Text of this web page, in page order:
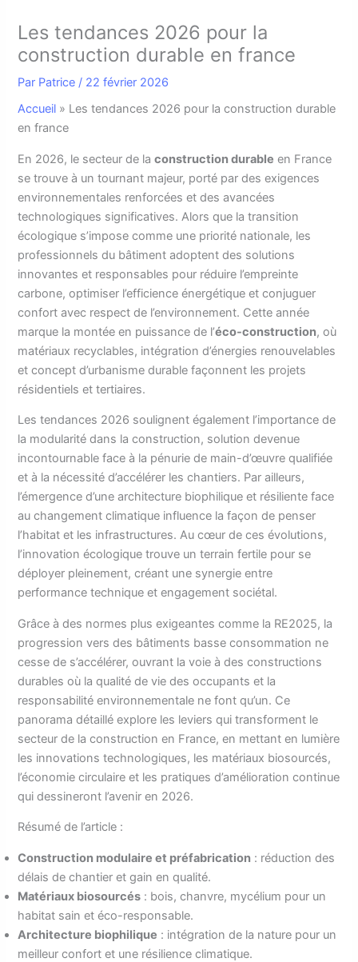
Les tendances 2026 pour la
construction durable en france
Par Patrice / 22 février 2026
Accueil » Les tendances 2026 pour la construction durable
en france
En 2026, le secteur de laconstruction durable en France
se trouve à un tournant majeur, porté par des exigences
environnementales renforcées et des avancées
technologiques significatives. Alors que la transition
écologique s’impose comme une priorité nationale, les
professionnels du bâtiment adoptent des solutions
innovantes et responsables pour réduire l’empreinte
carbone, optimiser l’efficience énergétique et conjuguer
confort avec respect de l’environnement. Cette année
marque la montée en puissance de l’éco-construction, où
matériaux recyclables, intégration d’énergies renouvelables
et concept d’urbanisme durable façonnent les projets
résidentiels et tertiaires.
Les tendances 2026 soulignent également l’importance de
la modularité dans la construction, solution devenue
incontournable face à la pénurie de main-d’œuvre qualifiée
et à la nécessité d’accélérer les chantiers. Par ailleurs,
l’émergence d’une architecture biophilique et résiliente face
au changement climatique influence la façon de penser
l’habitat et les infrastructures. Au cœur de ces évolutions,
l’innovation écologique trouve un terrain fertile pour se
déployer pleinement, créant une synergie entre
performance technique et engagement sociétal.
Grâce à des normes plus exigeantes comme la RE2025, la
progression vers des bâtiments basse consommation ne
cesse de s’accélérer, ouvrant la voie à des constructions
durables où la qualité de vie des occupants et la
responsabilité environnementale ne font qu’un. Ce
panorama détaillé explore les leviers qui transforment le
secteur de la construction en France, en mettant en lumière
les innovations technologiques, les matériaux biosourcés,
l’économie circulaire et les pratiques d’amélioration continue
qui dessineront l’avenir en 2026.
Résumé de l’article :
Construction modulaire et préfabrication : réduction des
délais de chantier et gain en qualité.
Matériaux biosourcés : bois, chanvre, mycélium pour un
habitat sain et éco-responsable.
Architecture biophilique : intégration de la nature pour un
meilleur confort et une résilience climatique.